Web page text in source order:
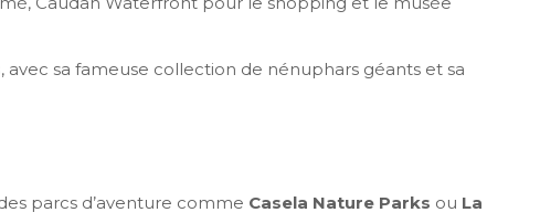
, avec sa fameuse collection de nénuphars géants et sa
parcs d’aventure comme Casela Nature Parks ou La